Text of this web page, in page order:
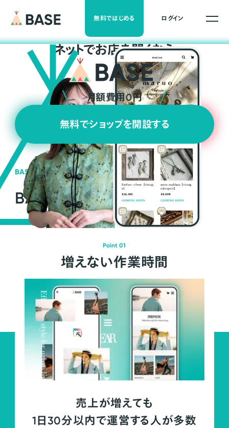
無料ではじめる ログイン
ネットでお店を開くなら
月額費用0円
無料でショップを開設する
BASEの強み
BASEが強い3つの理由
Point 01
増えない作業時間
売上が増えても
1日30分以内で運営する人が多数